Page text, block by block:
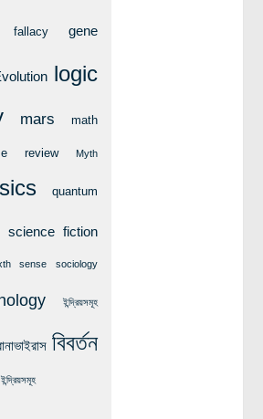
fallacy gene
logic
mars math
review Myth
quantum
science fiction
sense sociology
ইন্দ্রিয়সমূহ
বিবর্তন